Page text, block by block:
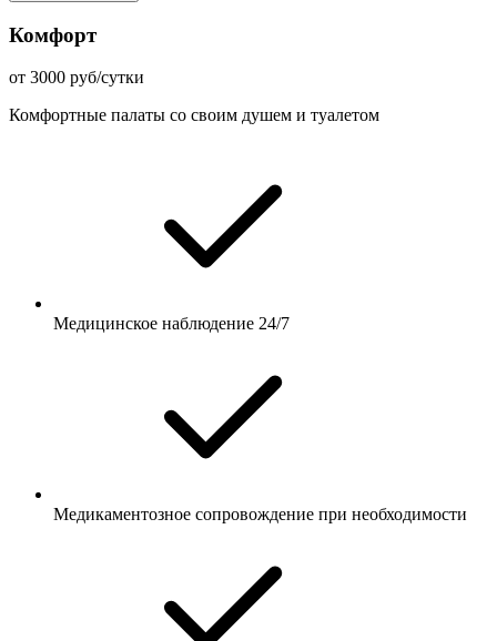
Комфорт
от 3000 руб/сутки
Комфортные палаты со своим душем и туалетом
Медицинское наблюдение 24/7
Медикаментозное сопровождение при необходимости